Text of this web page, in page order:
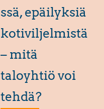
ssä, epäilyksiä
kotiviljelmistä
– mitä
taloyhtiö voi
tehdä?